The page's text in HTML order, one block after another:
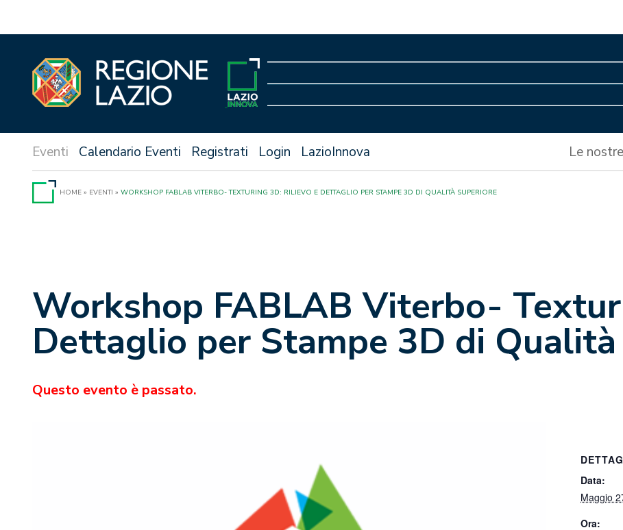
Calendario Eventi Registrati Login LazioInnova Le
HOME » EVENTI » WORKSHOP FABLAB VITERBO- TEXTURING 3D: RILIEVO E DETTAGLIO PER STAMPE 3D DI QUALITÀ SUPERIORE
Workshop FABLAB Viterbo-
Dettaglio per Stampe 3D di
Questo evento è passato.
Data:
Maggio
Ora: